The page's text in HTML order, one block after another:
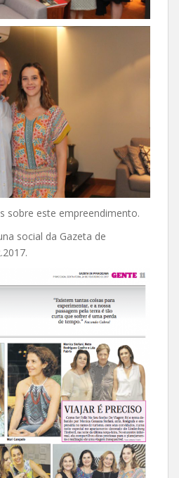
sobre este empreendimento.
social da Gazeta de